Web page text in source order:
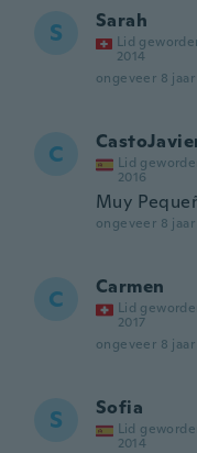
S Sarah
Lid
2014
ongeveer 8
C
Lid
2016
Muy
ongeveer 8
C Carmen
Lid
2017
ongeveer 8
S Sofia
Lid
2014